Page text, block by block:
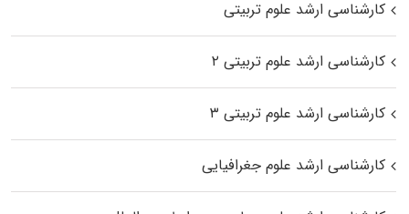
کارشناسی ارشد علوم تربیتی
کارشناسی ارشد علوم تربیتی ۲
کارشناسی ارشد علوم تربیتی ۳
کارشناسی ارشد علوم جغرافیایی